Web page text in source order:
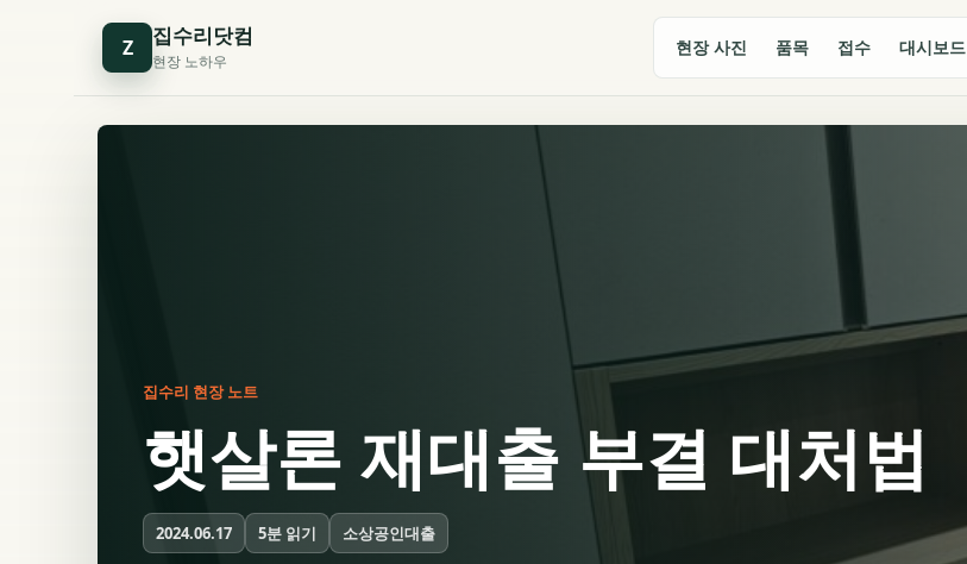
Z 집수리닷컴
현장 노하우
현장 사진 품목 접수 대시보드
집수리 현장 노트
햇살론 재대출 부결 대처법
2024.06.17 5분 읽기 소상공인대출